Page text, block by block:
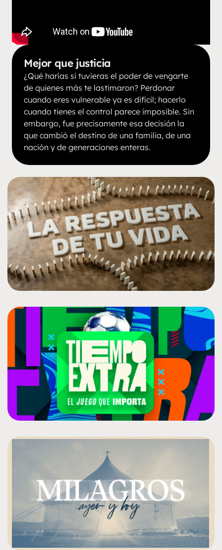
Mejor que justicia
¿Qué harías si tuvieras el poder de vengarte
de quienes más te lastimaron? Perdonar
cuando eres vulnerable ya es difícil; hacerlo
cuando tienes el control parece imposible. Sin
embargo, fue precisamente esa decisión la
que cambió el destino de una familia, de una
nación y de generaciones enteras.